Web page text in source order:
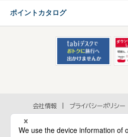
ポイントカタログ
会社情報 プライバシーポリシー
個人情報の取扱いに関す